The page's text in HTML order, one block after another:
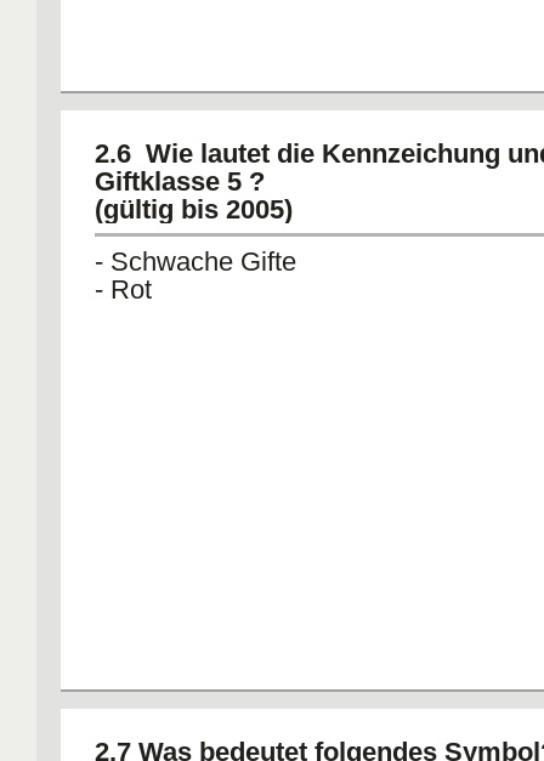
2.6 Wie lautet die Kennzeichung
Giftklasse 5 ?
(gültig bis 2005)
- Schwache Gifte
- Rot
2.7 Was bedeutet folgendes